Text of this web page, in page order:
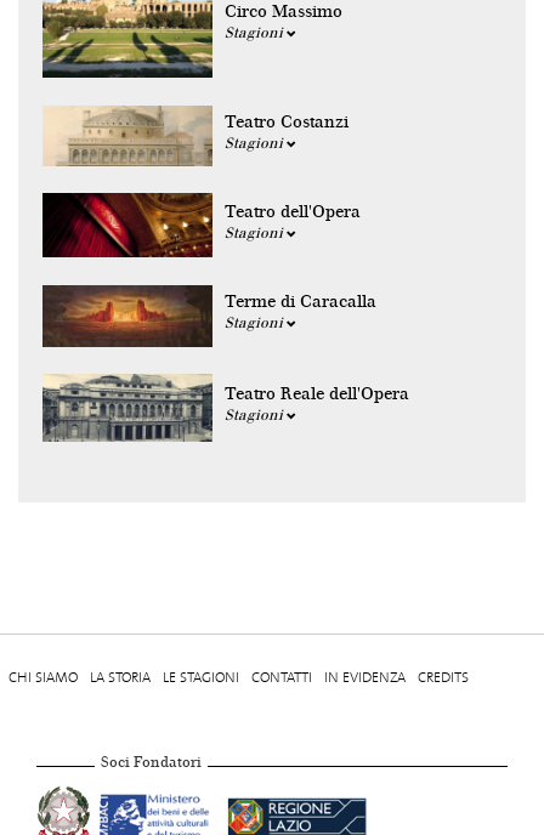
Circo Massimo
Stagioni
Teatro Costanzi
Stagioni
Teatro dell'Opera
Stagioni
Terme di Caracalla
Stagioni
Teatro Reale dell'Opera
Stagioni
CHI SIAMO LA STORIA LE STAGIONI CONTATTI IN EVIDENZA CREDITS
Soci Fondatori